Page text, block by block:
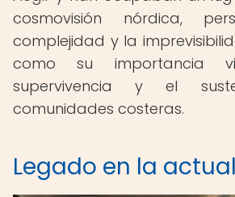
cosmovisión nórdica,
complejidad y la
como su importancia
supervivencia y el
comunidades costeras.
Legado en la